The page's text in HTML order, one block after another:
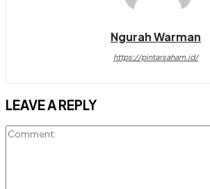
Ngurah Warman
https://pintarsaham.id/
LEAVE A REPLY